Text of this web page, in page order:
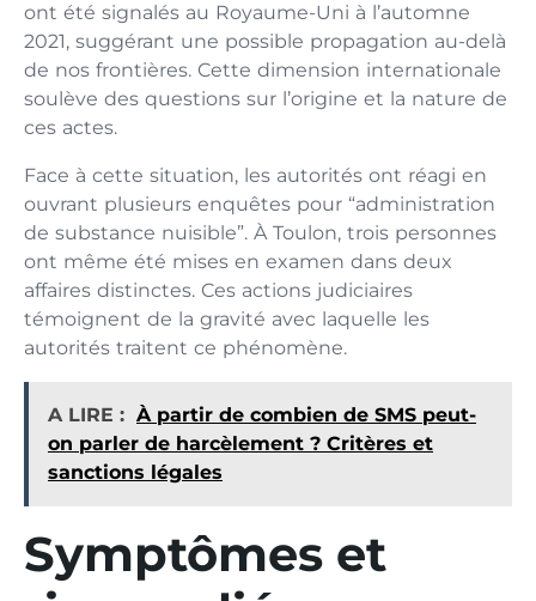
ont été signalés au Royaume-Uni à l’automne
2021, suggérant une possible propagation au-delà
de nos frontières. Cette dimension internationale
soulève des questions sur l’origine et la nature de
ces actes.
Face à cette situation, les autorités ont réagi en
ouvrant plusieurs enquêtes pour “administration
de substance nuisible”. À Toulon, trois personnes
ont même été mises en examen dans deux
affaires distinctes. Ces actions judiciaires
témoignent de la gravité avec laquelle les
autorités traitent ce phénomène.
A LIRE : À partir de combien de SMS peut-
on parler de harcèlement ? Critères et
sanctions légales
Symptômes et